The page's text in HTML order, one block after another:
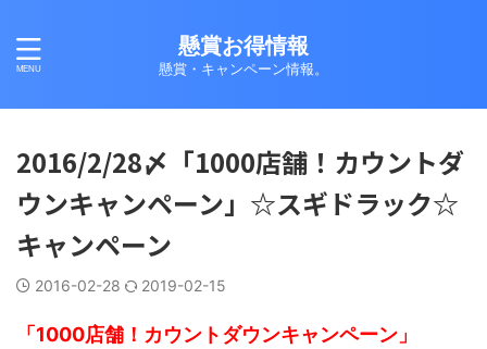
懸賞お得情報
懸賞・キャンペーン情報。
2016/2/28〆「1000店舗！カウントダ
ウンキャンペーン」☆スギドラック☆
キャンペーン
2016-02-28 2019-02-15
「1000店舗！カウントダウンキャンペーン」